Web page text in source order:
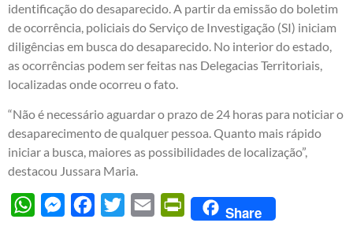
identificação do desaparecido. A partir da emissão do boletim
de ocorrência, policiais do Serviço de Investigação (SI) iniciam
diligências em busca do desaparecido. No interior do estado,
as ocorrências podem ser feitas nas Delegacias Territoriais,
localizadas onde ocorreu o fato.
“Não é necessário aguardar o prazo de 24 horas para noticiar o
desaparecimento de qualquer pessoa. Quanto mais rápido
iniciar a busca, maiores as possibilidades de localização”,
destacou Jussara Maria.
WhatsAppMessengerFacebook
Twitter Email PrintFriendly
Share